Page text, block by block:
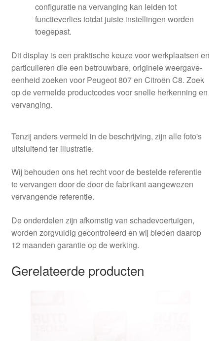
configuratie na vervanging kan leiden tot
functieverlies totdat juiste instellingen worden
toegepast.
Dit display is een praktische keuze voor werkplaatsen en
particulieren die een betrouwbare, originele weergave-
eenheid zoeken voor Peugeot 807 en Citroën C8. Zoek
op de vermelde productcodes voor snelle herkenning en
vervanging.
Tenzij anders vermeld in de beschrijving, zijn alle foto's
uitsluitend ter illustratie.
Wij behouden ons het recht voor de bestelde referentie
te vervangen door de door de fabrikant aangewezen
vervangende referentie.
De onderdelen zijn afkomstig van schadevoertuigen,
worden zorgvuldig gecontroleerd en wij bieden daarop
12 maanden garantie op de werking.
Gerelateerde producten